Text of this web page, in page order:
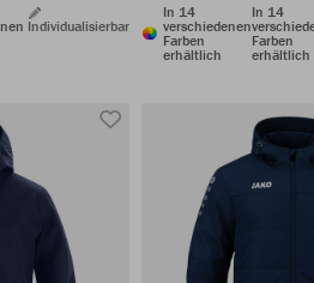
Individualisierbar
In 14
verschiedenen
Farben
erhältlich
In 14
Farben
erhältlich